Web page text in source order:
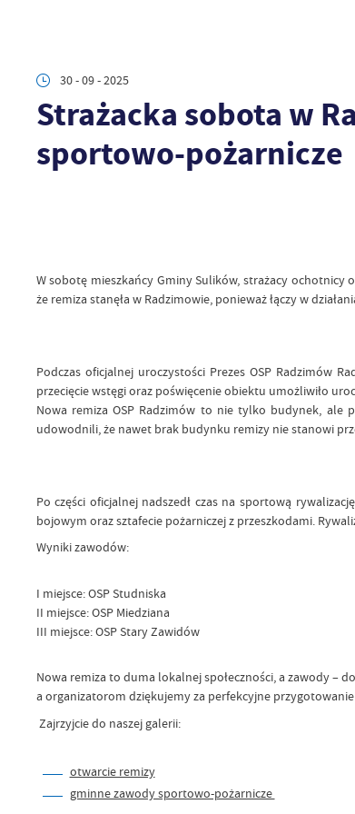
30 - 09 - 2025
Strażacka sobota w
sportowo-pożarnicze
W sobotę mieszkańcy Gminy Sulików, strażacy
że remiza stanęła w Radzimowie, ponieważ łączy w
Podczas oficjalnej uroczystości Prezes OSP Radzimów
przecięcie wstęgi oraz poświęcenie obiektu umożliwiło
Nowa remiza OSP Radzimów to nie tylko budynek, ale
udowodnili, że nawet brak budynku remizy nie stanowi
Po części oficjalnej nadszedł czas na sportową
bojowym oraz sztafecie pożarniczej z przeszkodami.
Wyniki zawodów:
I miejsce: OSP Studniska
II miejsce: OSP Miedziana
III miejsce: OSP Stary Zawidów
Nowa remiza to duma lokalnej społeczności, a zawody –
a organizatorom dziękujemy za perfekcyjne
Zajrzyjcie do naszej galerii:
otwarcie remizy
gminne zawody sportowo-pożarnicze